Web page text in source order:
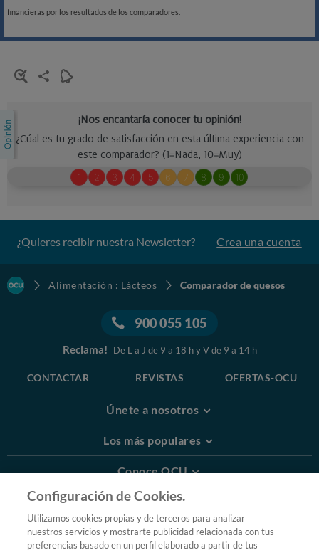
financieras por los resultados de los comparadores.
¿Quieres recibir nuestra Newsletter? Crea una cuenta
Alimentación : Lácteos Comparador de quesos
900 055 105
Reclama! De L a J de 9 a 18 h y V de 9 a 14 h
CONTACTAR REVISTAS OFERTAS-OCU
Únete a nosotros
Los más populares
Conoce OCU
Más Información
© 2026 OCU
Configuración de Cookies.
Utilizamos cookies propias y de terceros para analizar
nuestros servicios y mostrarte publicidad relacionada con tus
preferencias basado en un perfil elaborado a partir de tus